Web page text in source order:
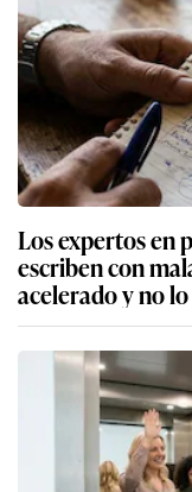
Los expertos en
escriben con
acelerado y no